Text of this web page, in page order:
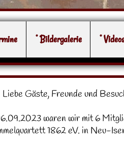
° Bildergalerie °
Liebe Gäste, Freunde und
waren wir mit 6
1862 eV. in Neu-